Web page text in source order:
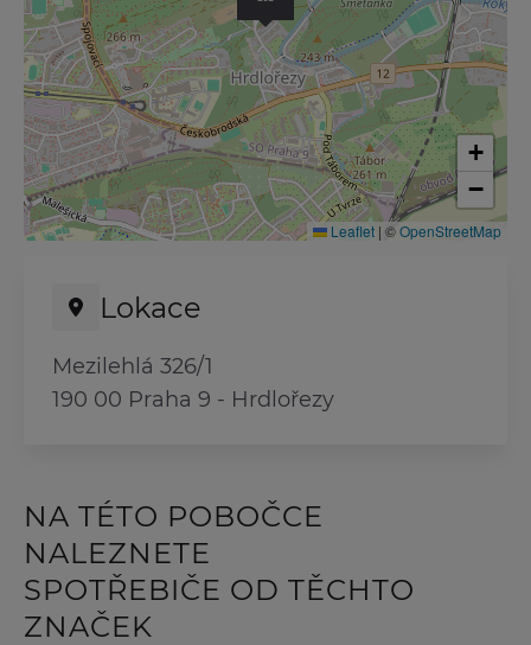
Lokace
Mezilehlá 326/1
190 00 Praha 9 - Hrdlořezy
+
−
Leaflet | ©OpenStreetMap
NA TÉTO POBOČCE
NALEZNETE
SPOTŘEBIČE OD TĚCHTO
ZNAČEK